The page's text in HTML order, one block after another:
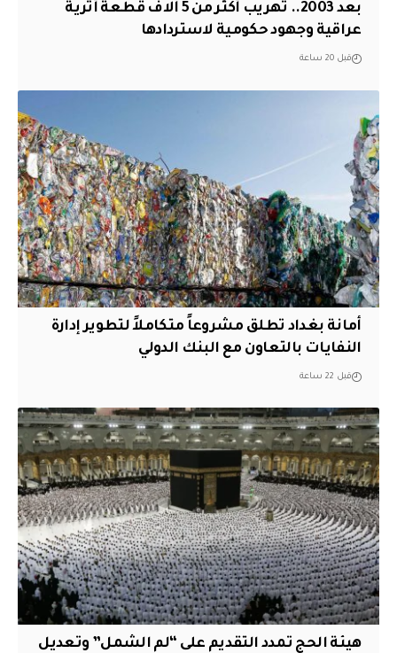
بعد 2003.. تهريب أكثر من 5 آلاف قطعة أثرية
عراقية وجهود حكومية لاستردادها
قبل 20 ساعة
أمانة بغداد تطلق مشروعاً متكاملاً لتطوير إدارة
النفايات بالتعاون مع البنك الدولي
قبل 22 ساعة
هيئة الحج تمدد التقديم على “لم الشمل” وتعديل